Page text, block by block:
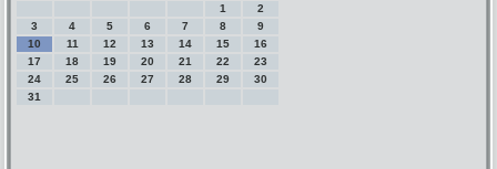
1
2
3
4 5 6 7 8
9
10
11 12 13 14 15
16
17
18 19 20 21 22
23
24
25 26 27 28 29
30
31